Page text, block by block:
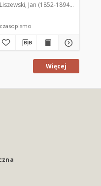
Liszewski, Jan (1852-1894). Red.
czasopismo
Więcej